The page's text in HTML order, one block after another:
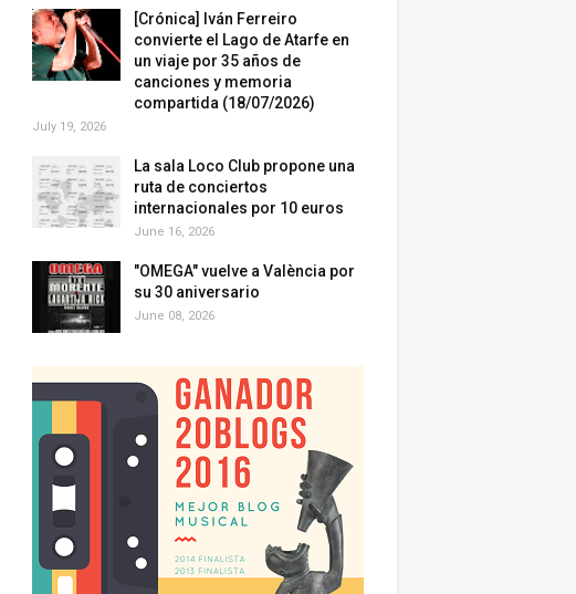
[Crónica] Iván Ferreiro
convierte el Lago de Atarfe en
un viaje por 35 años de
canciones y memoria
compartida (18/07/2026)
July 19, 2026
La sala Loco Club propone una
ruta de conciertos
internacionales por 10 euros
June 16, 2026
"OMEGA" vuelve a València por
su 30 aniversario
June 08, 2026